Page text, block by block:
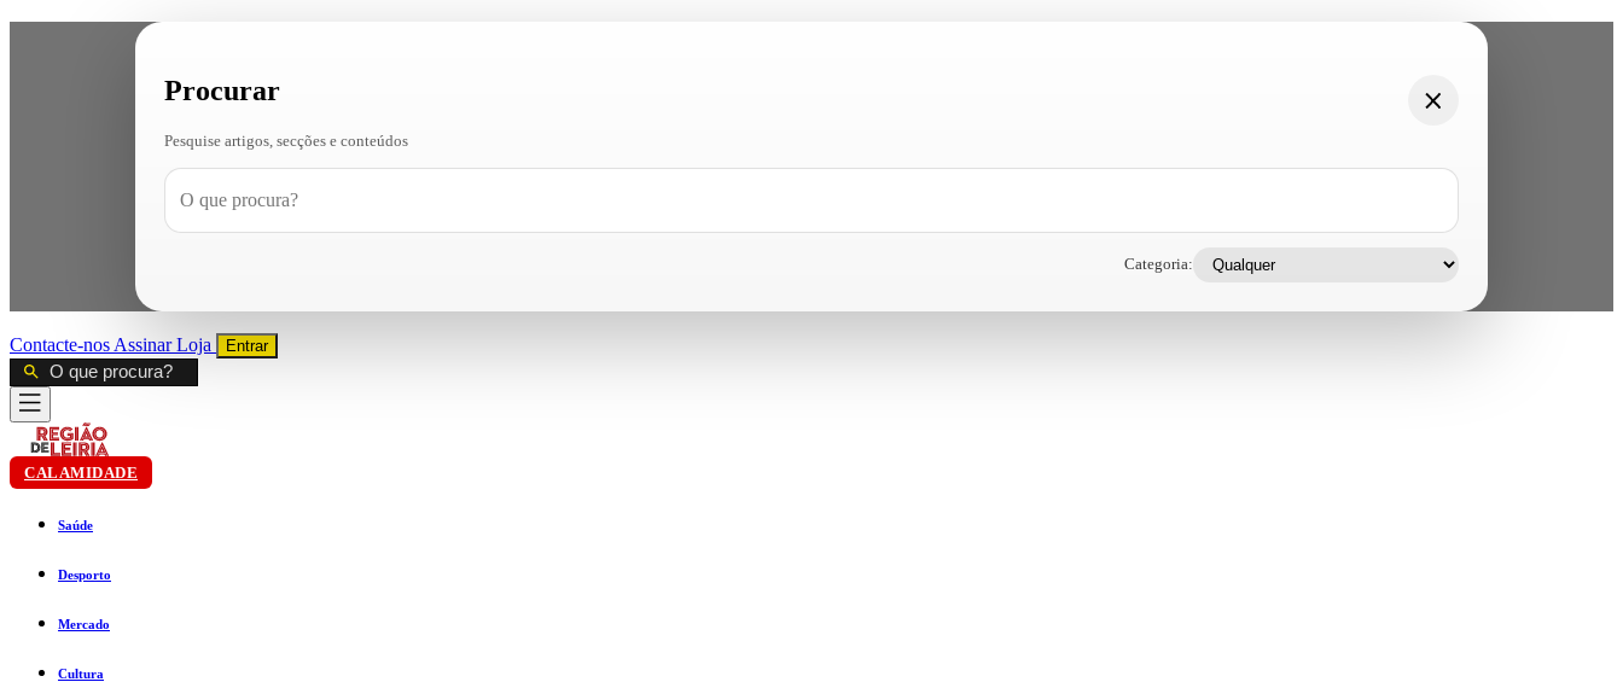
Procurar
Pesquise artigos, secções e conteúdos
Categoria:
Contacte-nos AssinarLoja Entrar
CALAMIDADE
Saúde
Desporto
Mercado
Cultura